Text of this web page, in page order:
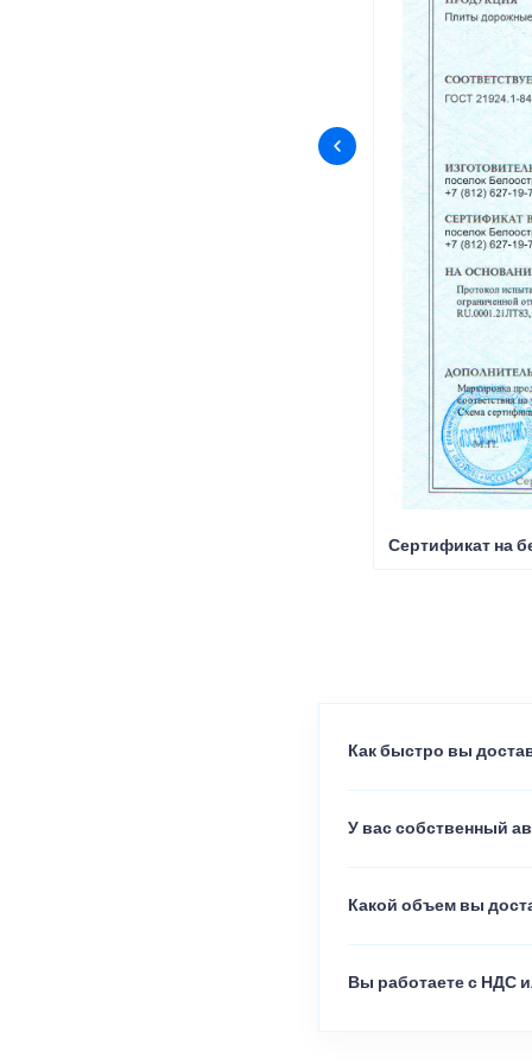
Сертификат на
Как быстро вы
У вас собственный
Какой объем вы
Вы работаете с НДС